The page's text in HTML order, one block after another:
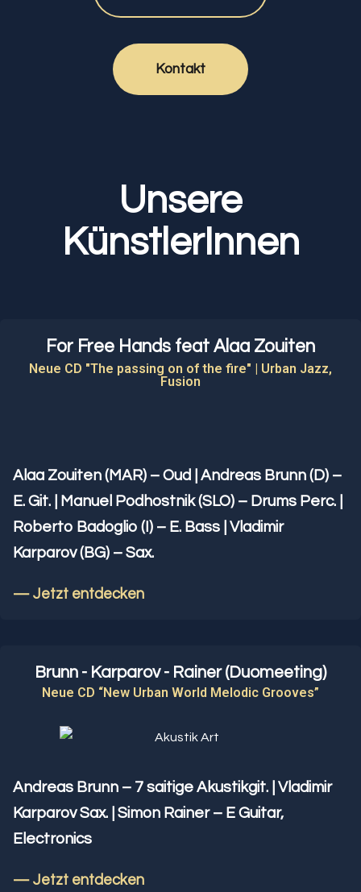
Kontakt
Unsere
KünstlerInnen
For Free Hands feat Alaa Zouiten
Neue CD "The passing on of the fire" | Urban Jazz,
Fusion
Alaa Zouiten (MAR) – Oud | Andreas Brunn (D) –
E. Git. | Manuel Podhostnik (SLO) – Drums Perc. |
Roberto Badoglio (I) – E. Bass | Vladimir
Karparov (BG) – Sax.
— Jetzt entdecken
Brunn - Karparov - Rainer (Duomeeting)
Neue CD “New Urban World Melodic Grooves”
Andreas Brunn – 7 saitige Akustikgit. | Vladimir
Karparov Sax. | Simon Rainer – E Guitar,
Electronics
— Jetzt entdecken